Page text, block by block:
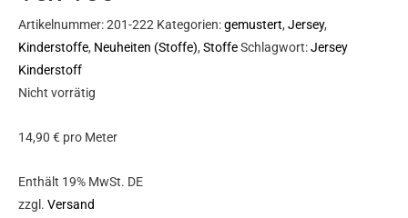
Artikelnummer:201-222 Kategorien:gemustert, Jersey,
Kinderstoffe, Neuheiten (Stoffe), StoffeSchlagwort:Jersey
Kinderstoff
Nicht vorrätig
14,90 € pro Meter
Enthält 19% MwSt. DE
zzgl. Versand